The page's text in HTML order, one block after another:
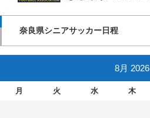
奈良県シニアサッカー日程
8月 2026
月 火 水 木